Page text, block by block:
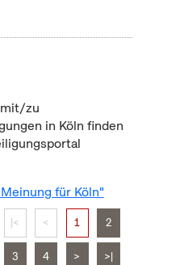
zu
in Köln finden
für Köln"
|< < 1 2
3 4 > >|